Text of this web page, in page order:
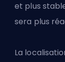
et plus
sera plus
La